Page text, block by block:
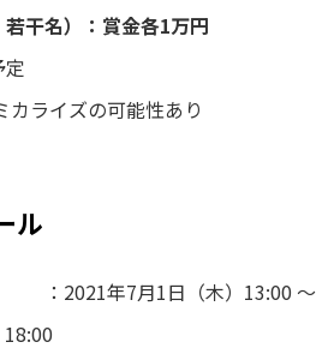
干名）：賞金各1万円
定
カライズの可能性あり
ル
年7月1日（木）13:00 〜